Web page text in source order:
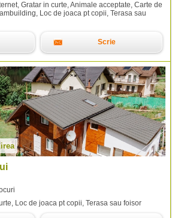
Gratar in curte, Animale acceptate, Carte de
Loc de joaca pt copii, Terasa sau
Scrie
Loc de joaca pt copii, Terasa sau foisor